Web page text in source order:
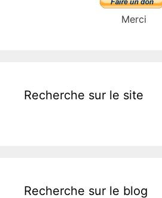
Merci
Recherche sur le site
Recherche sur le blog